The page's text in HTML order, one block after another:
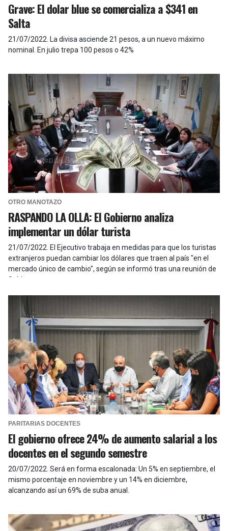
Grave: El dolar blue se comercializa a $341 en
Salta
21/07/2022 La divisa asciende 21 pesos, a un nuevo máximo
nominal. En julio trepa 100 pesos o 42%
OTRO MANOTAZO
RASPANDO LA OLLA: El Gobierno analiza
implementar un dólar turista
21/07/2022 El Ejecutivo trabaja en medidas para que los turistas
extranjeros puedan cambiar los dólares que traen al país "en el
mercado único de cambio", según se informó tras una reunión de
Gabinete.
PARITARIAS DOCENTES
El gobierno ofrece 24% de aumento salarial a los
docentes en el segundo semestre
20/07/2022 Será en forma escalonada: Un 5% en septiembre, el
mismo porcentaje en noviembre y un 14% en diciembre,
alcanzando así un 69% de suba anual.